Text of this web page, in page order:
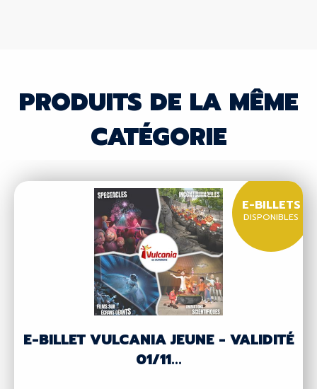
PRODUITS DE LA MÊME
CATÉGORIE
E-BILLET VULCANIA JEUNE - VALIDITÉ
01/11...
E-BILLETS
DISPONIBLES